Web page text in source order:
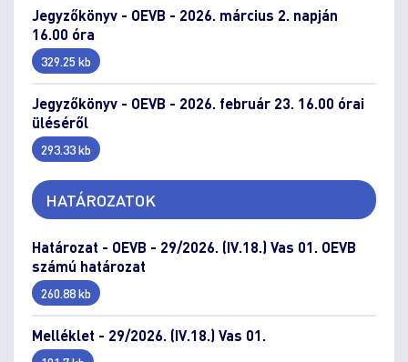
Jegyzőkönyv - OEVB - 2026. március 2. napján
16.00 óra
329.25 kb
Jegyzőkönyv - OEVB - 2026. február 23. 16.00 órai
üléséről
293.33 kb
HATÁROZATOK
Határozat - OEVB - 29/2026. (IV.18.) Vas 01. OEVB
számú határozat
260.88 kb
Melléklet - 29/2026. (IV.18.) Vas 01.